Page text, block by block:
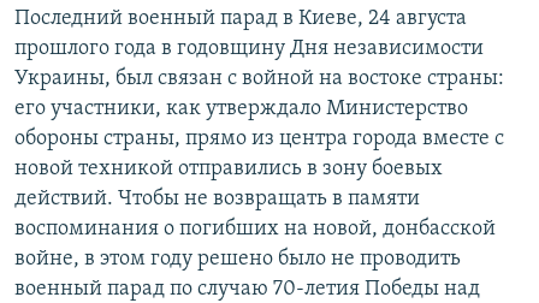
Последний военный парад в Киеве, 24 августа
прошлого года в годовщину Дня независимости
Украины, был связан с войной на востоке страны:
его участники, как утверждало Министерство
обороны страны, прямо из центра города вместе с
новой техникой отправились в зону боевых
действий. Чтобы не возвращать в памяти
воспоминания о погибших на новой, донбасской
войне, в этом году решено было не проводить
военный парад по случаю 70-летия Победы над